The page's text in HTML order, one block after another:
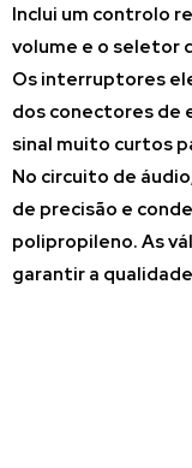
Inclui um controlo
volume e o seletor
Os interruptores
dos conectores de
sinal muito curtos
No circuito de
de precisão e
polipropileno. As
garantir a